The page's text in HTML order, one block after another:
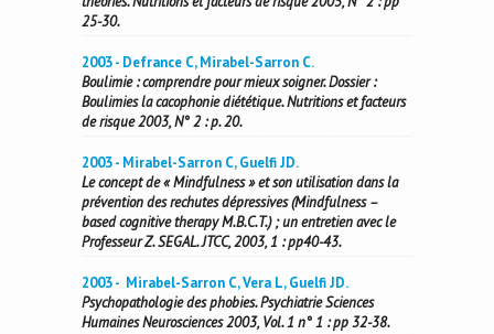
25-30.
2003 - Defrance C, Mirabel-Sarron C.
Boulimie : comprendre pour mieux soigner. Dossier :
Boulimies la cacophonie diététique. Nutritions et facteurs
de risque 2003, N° 2 : p. 20.
2003 - Mirabel-Sarron C, Guelfi JD.
Le concept de « Mindfulness » et son utilisation dans la
prévention des rechutes dépressives (Mindfulness –
based cognitive therapy M.B.C.T.) ; un entretien avec le
Professeur Z. SEGAL. JTCC, 2003, 1 : pp40-43.
2003 - Mirabel-Sarron C, Vera L, Guelfi JD.
Psychopathologie des phobies. Psychiatrie Sciences
Humaines Neurosciences 2003, Vol. 1 n° 1 : pp 32-38.